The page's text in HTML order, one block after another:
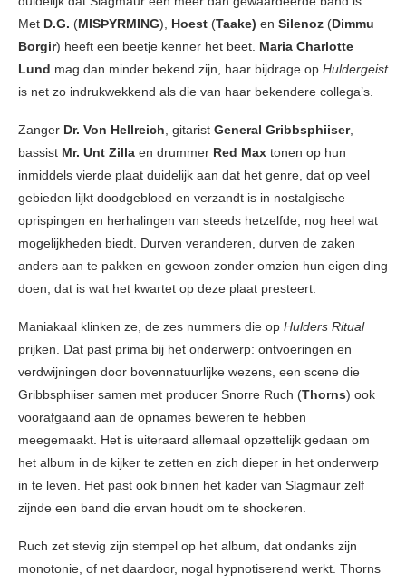
Met D.G. (MISÞYRMING), Hoest (Taake) en Silenoz (Dimmu
Borgir) heeft een beetje kenner het beet. Maria Charlotte
Lund mag dan minder bekend zijn, haar bijdrage op Huldergeist
is net zo indrukwekkend als die van haar bekendere collega’s.
Zanger Dr. Von Hellreich, gitarist General Gribbsphiiser,
bassist Mr. Unt Zilla en drummer Red Max tonen op hun
inmiddels vierde plaat duidelijk aan dat het genre, dat op veel
gebieden lijkt doodgebloed en verzandt is in nostalgische
oprispingen en herhalingen van steeds hetzelfde, nog heel wat
mogelijkheden biedt. Durven veranderen, durven de zaken
anders aan te pakken en gewoon zonder omzien hun eigen ding
doen, dat is wat het kwartet op deze plaat presteert.
Maniakaal klinken ze, de zes nummers die op Hulders Ritual
prijken. Dat past prima bij het onderwerp: ontvoeringen en
verdwijningen door bovennatuurlijke wezens, een scene die
Gribbsphiiser samen met producer Snorre Ruch (Thorns) ook
voorafgaand aan de opnames beweren te hebben
meegemaakt. Het is uiteraard allemaal opzettelijk gedaan om
het album in de kijker te zetten en zich dieper in het onderwerp
in te leven. Het past ook binnen het kader van Slagmaur zelf
zijnde een band die ervan houdt om te shockeren.
Ruch zet stevig zijn stempel op het album, dat ondanks zijn
monotonie, of net daardoor, nogal hypnotiserend werkt. Thorns